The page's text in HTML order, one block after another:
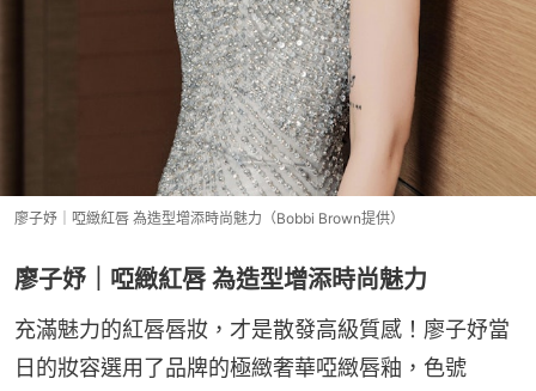
廖子妤｜啞緻紅唇 為造型增添時尚魅力（Bobbi Brown提供）
廖子妤｜啞緻紅唇 為造型增添時尚魅力
充滿魅力的紅唇唇妝，才是散發高級質感！廖子妤當
日的妝容選用了品牌的極緻奢華啞緻唇釉，色號